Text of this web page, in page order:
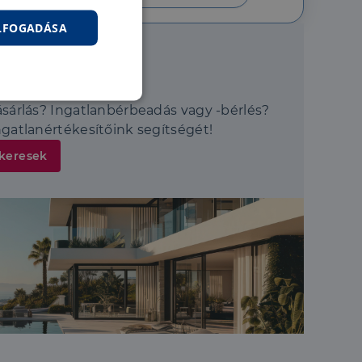
Ingatlanbérbeadás vagy -bérlés?
segítségét!
és a
való